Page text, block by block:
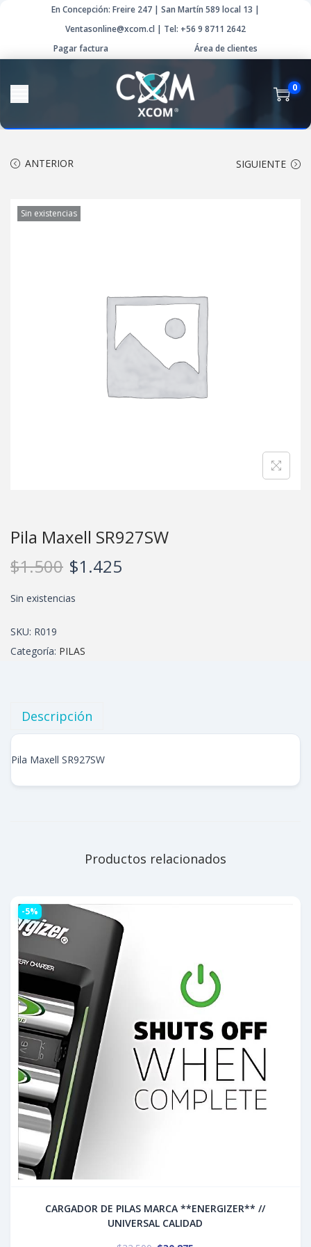
En Concepción: Freire 247 | San Martín 589 local 13 |
Ventasonline@xcom.cl | Tel: +56 9 8711 2642
Pagar factura
Área de clientes
0
ANTERIOR SIGUIENTE
Sin existencias
Pila Maxell SR927SW
$1.500 $1.425
Sin existencias
SKU: R019
Categoría: PILAS
Descripción
Pila Maxell SR927SW
Productos relacionados
-5%
CARGADOR DE PILAS MARCA **ENERGIZER** //
UNIVERSAL CALIDAD